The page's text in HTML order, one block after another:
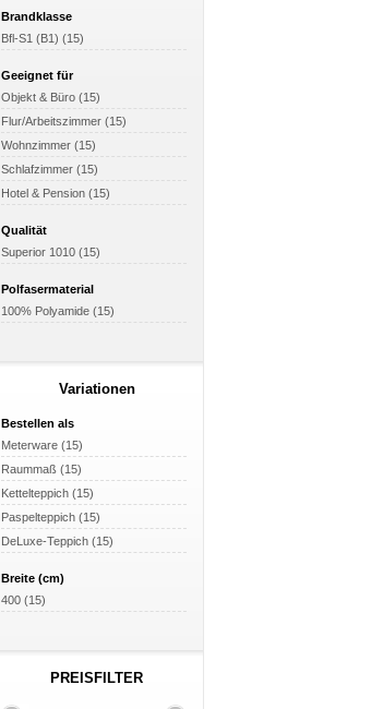
Brandklasse
Bfl-S1 (B1) (15)
Geeignet für
Objekt & Büro (15)
Flur/Arbeitszimmer (15)
Wohnzimmer (15)
Schlafzimmer (15)
Hotel & Pension (15)
Qualität
Superior 1010 (15)
Polfasermaterial
100% Polyamide (15)
Variationen
Bestellen als
Meterware (15)
Raummaß (15)
Kettelteppich (15)
Paspelteppich (15)
DeLuxe-Teppich (15)
Breite (cm)
400 (15)
PREISFILTER